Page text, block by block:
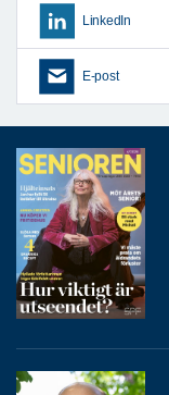
LinkedIn
E-post